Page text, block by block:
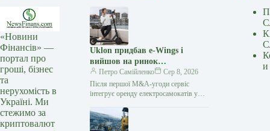
«Новини
Фінансів» —
портал про
гроші, бізнес
та
нерухомість в
Україні. Ми
стежимо за
криптовалют
Uklon придбав e-Wings і
вийшов на ринок
електросамокатів
Петро Самійленко
Сер 8, 2026
Після першої M&A-угоди сервіс
інтегрує оренду електросамокатів у
екосистему міської мобільності
Українська технологічна компанія
и